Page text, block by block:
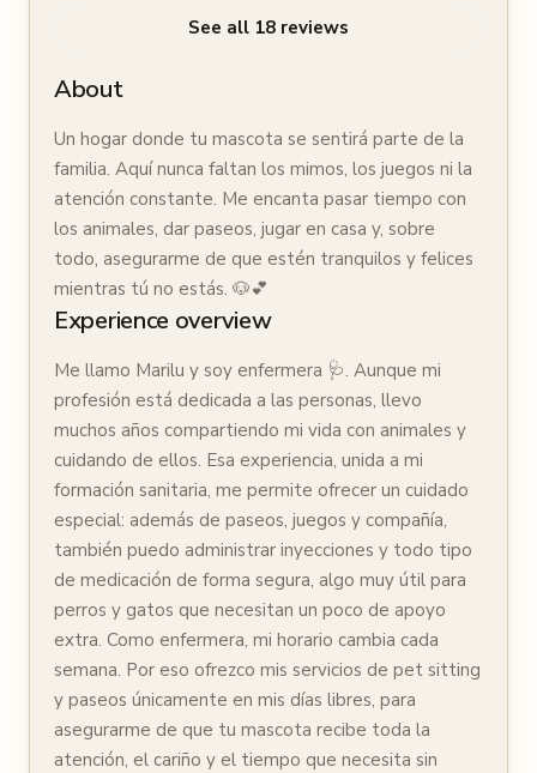
See all 18 reviews
About
Un hogar donde tu mascota se sentirá parte de la
familia. Aquí nunca faltan los mimos, los juegos ni la
atención constante. Me encanta pasar tiempo con
los animales, dar paseos, jugar en casa y, sobre
todo, asegurarme de que estén tranquilos y felices
mientras tú no estás. 🐶💕
Experience overview
Me llamo Marilu y soy enfermera 🩺. Aunque mi
profesión está dedicada a las personas, llevo
muchos años compartiendo mi vida con animales y
cuidando de ellos. Esa experiencia, unida a mi
formación sanitaria, me permite ofrecer un cuidado
especial: además de paseos, juegos y compañía,
también puedo administrar inyecciones y todo tipo
de medicación de forma segura, algo muy útil para
perros y gatos que necesitan un poco de apoyo
extra. Como enfermera, mi horario cambia cada
semana. Por eso ofrezco mis servicios de pet sitting
y paseos únicamente en mis días libres, para
asegurarme de que tu mascota recibe toda la
atención, el cariño y el tiempo que necesita sin